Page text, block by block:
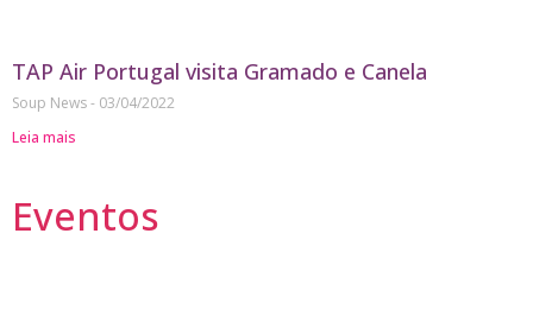
TAP Air Portugal visita Gramado e Canela
Soup News
03/04/2022
Leia mais
Eventos